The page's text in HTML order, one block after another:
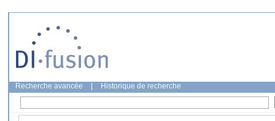
Recherche avancée Historique de recherche